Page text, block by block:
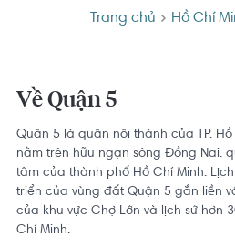
Trang chủ Hồ Chí
Về Quận 5
Quận 5 là quận nội thành của TP.
nằm trên hữu ngạn sông Đồng Nai.
tâm của thành phố Hồ Chí Minh.
triển của vùng đất Quận 5 gắn liền
của khu vực Chợ Lớn và lịch sử hơn
Chí Minh.